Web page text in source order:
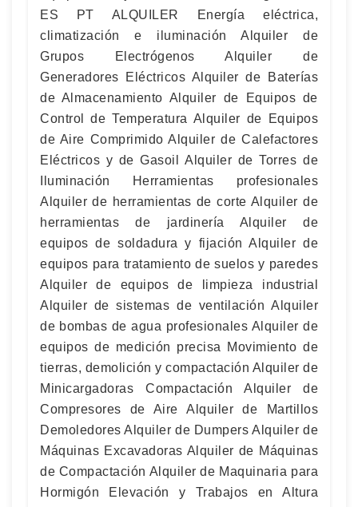
ES PT ALQUILER Energía eléctrica,
climatización e iluminación Alquiler de
Grupos Electrógenos Alquiler de
Generadores Eléctricos Alquiler de Baterías
de Almacenamiento Alquiler de Equipos de
Control de Temperatura Alquiler de Equipos
de Aire Comprimido Alquiler de Calefactores
Eléctricos y de Gasoil Alquiler de Torres de
Iluminación Herramientas profesionales
Alquiler de herramientas de corte Alquiler de
herramientas de jardinería Alquiler de
equipos de soldadura y fijación Alquiler de
equipos para tratamiento de suelos y paredes
Alquiler de equipos de limpieza industrial
Alquiler de sistemas de ventilación Alquiler
de bombas de agua profesionales Alquiler de
equipos de medición precisa Movimiento de
tierras, demolición y compactación Alquiler de
Minicargadoras Compactación Alquiler de
Compresores de Aire Alquiler de Martillos
Demoledores Alquiler de Dumpers Alquiler de
Máquinas Excavadoras Alquiler de Máquinas
de Compactación Alquiler de Maquinaria para
Hormigón Elevación y Trabajos en Altura